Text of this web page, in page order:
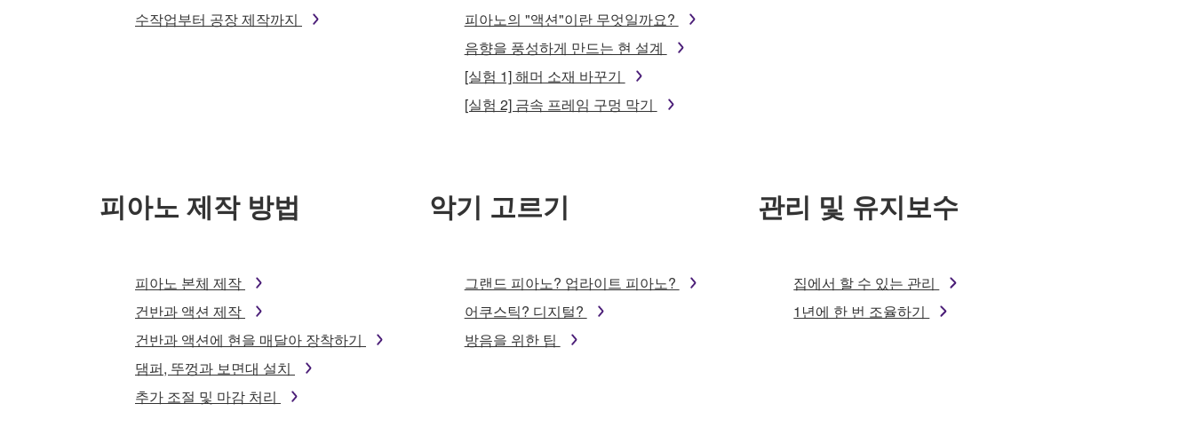
수작업부터 공장 제작까지
피아노의 "액션"이란 무엇일까요?
음향을 풍성하게 만드는 현 설계
[실험 1] 해머 소재 바꾸기
[실험 2] 금속 프레임 구멍 막기
피아노 제작 방법
피아노 본체 제작
건반과 액션 제작
건반과 액션에 현을 매달아 장착하기
댐퍼, 뚜껑과 보면대 설치
추가 조절 및 마감 처리
악기 고르기
그랜드 피아노? 업라이트 피아노?
어쿠스틱? 디지털?
방음을 위한 팁
관리 및 유지보수
집에서 할 수 있는 관리
1년에 한 번 조율하기